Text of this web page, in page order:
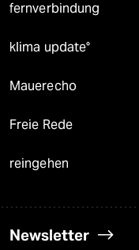
fernverbindung
klima update°
Mauerecho
Freie Rede
reingehen
Newsletter